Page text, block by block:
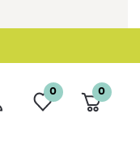
0 0